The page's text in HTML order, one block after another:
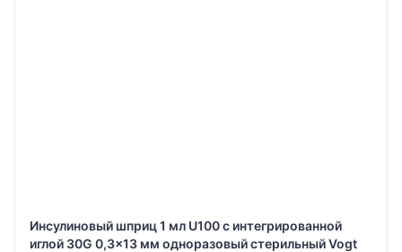
Инсулиновый шприц 1 мл U100 с интегрированной
иглой 30G 0,3x13 мм одноразовый стерильный Vogt